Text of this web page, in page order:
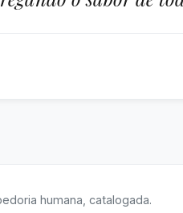
humana, catalogada.